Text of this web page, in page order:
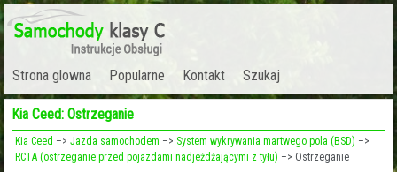
Strona glowna Popularne Kontakt Szukaj
Kia Ceed: Ostrzeganie
Kia Ceed –>Jazda samochodem –> System wykrywania martwego pola (BSD) –>
RCTA (ostrzeganie przed pojazdami nadjeżdżającymi z tyłu) –> Ostrzeganie